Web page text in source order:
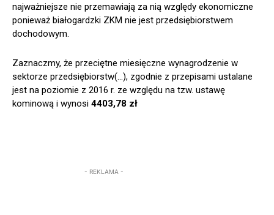
najważniejsze nie przemawiają za nią względy ekonomiczne
ponieważ białogardzki ZKM nie jest przedsiębiorstwem
dochodowym.
Zaznaczmy, że przeciętne miesięczne wynagrodzenie w
sektorze przedsiębiorstw(…), zgodnie z przepisami ustalane
jest na poziomie z 2016 r. ze względu na tzw. ustawę
kominową i wynosi 4403,78 zł
- REKLAMA -